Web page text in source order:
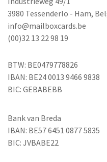
3980 Tessenderlo - Ham,
info@mailboxcards.be
(00)32 13 22 98 19
BTW: BE0479778826
IBAN: BE24 0013 9466 9838
BIC: GEBABEBB
Bank van Breda
IBAN: BE57 6451 0877 5835
BIC: JVBABE22